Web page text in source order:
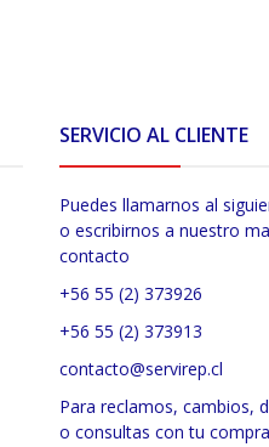
SERVICIO AL CLIENTE
Puedes llamarnos al
o escribirnos a nuestro
contacto
+56 55 (2) 373926
+56 55 (2) 373913
contacto@servirep.cl
Para reclamos, cambios,
o consultas con tu